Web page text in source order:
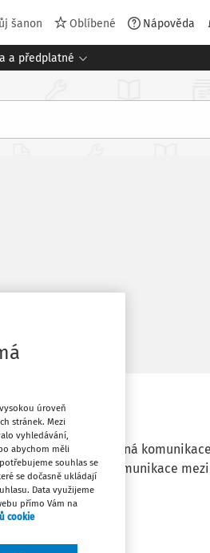
šanon Oblíbené Nápověda
a předplatné
a obousměrná
už se mluví o roli komunikace
úroveň
stránek. Mezi
vyhledávání,
abychom měli
souhlas se
se dočasně ukládají
Data využijeme
přímo Vám na
cookie